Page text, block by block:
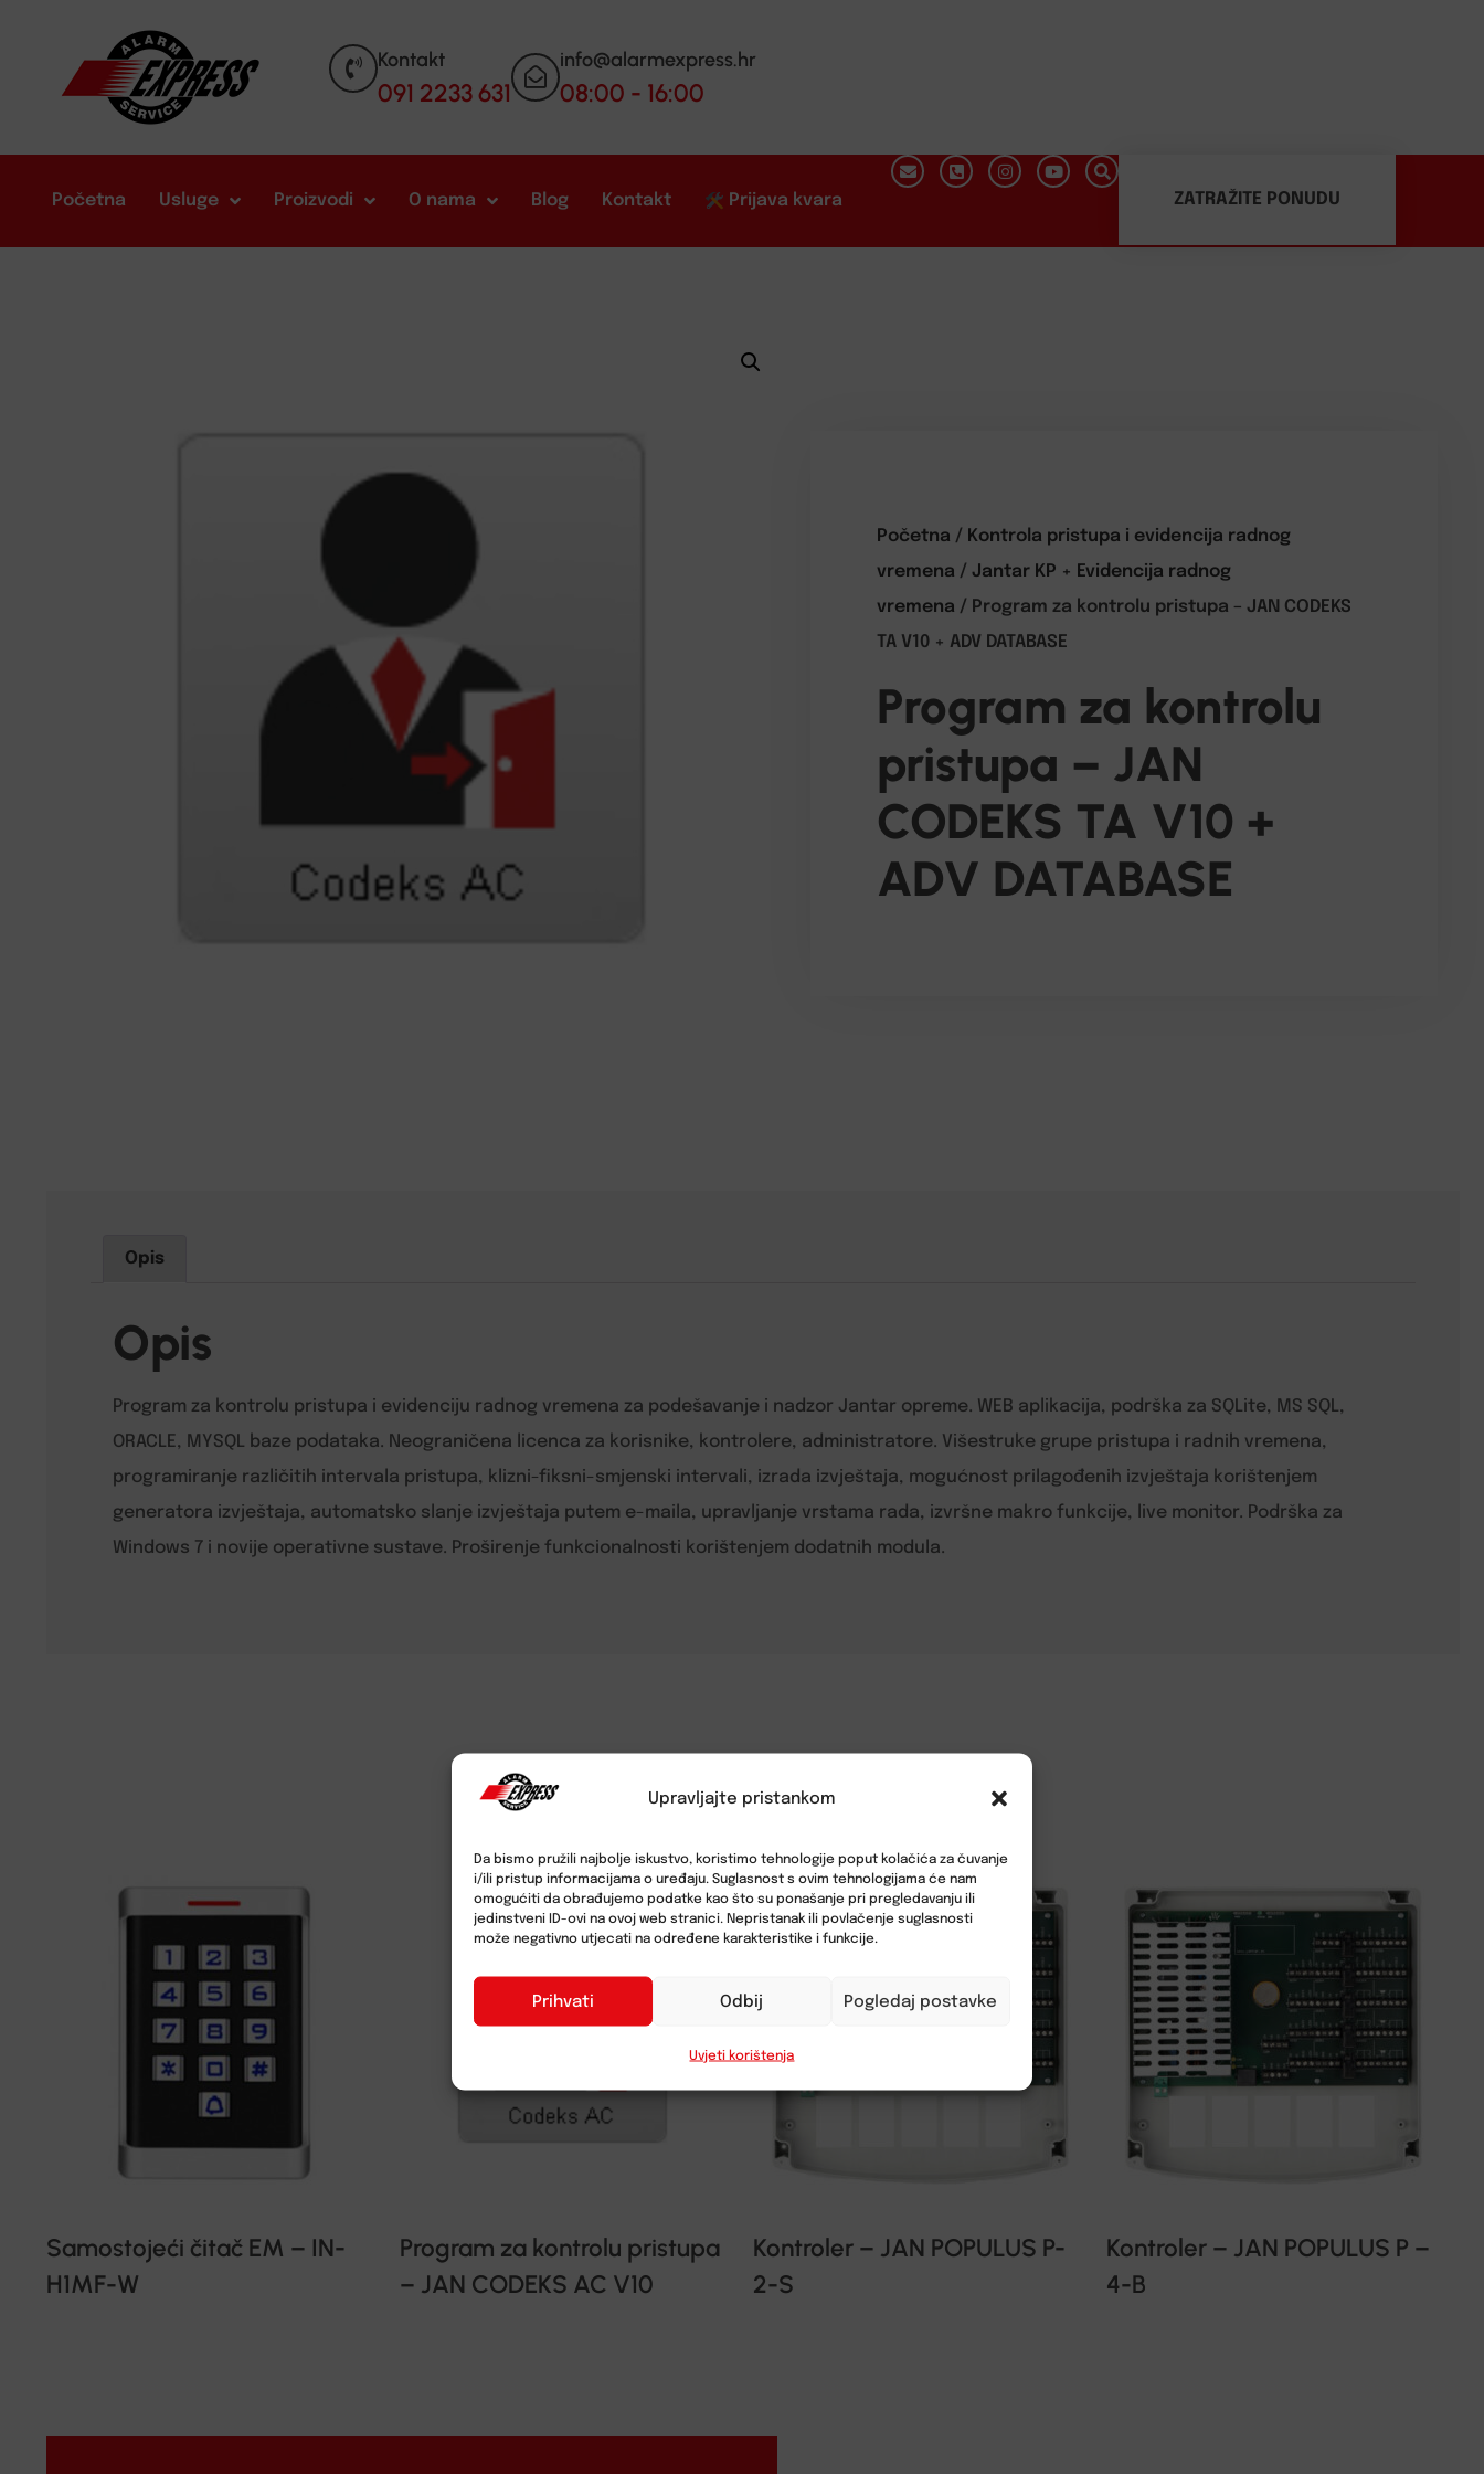
Upravljajte pristankom
Da bismo pružili najbolje iskustvo, koristimo tehnologije poput kolačića za čuvanje
i/ili pristup informacijama o uređaju. Suglasnost s ovim tehnologijama će nam
omogućiti da obrađujemo podatke kao što su ponašanje pri pregledavanju ili
jedinstveni ID-ovi na ovoj web stranici. Nepristanak ili povlačenje suglasnosti
može negativno utjecati na određene karakteristike i funkcije.
Prihvati Odbij Pogledaj postavke
Uvjeti korištenja
Kontakt
091 2233 631
info@alarmexpress.hr
08:00 - 16:00
Početna Usluge Proizvodi O nama Blog Kontakt Prijava kvara ZATRAŽITE PONUDU
Početna / Kontrola pristupa i evidencija radnog
vremena / Jantar KP + Evidencija radnog
vremena / Program za kontrolu pristupa – JAN CODEKS
TA V10 + ADV DATABASE
Program za kontrolu
pristupa – JAN
CODEKS TA V10 +
ADV DATABASE
Opis
Opis
Program za kontrolu pristupa i evidenciju radnog vremena za podešavanje i nadzor Jantar opreme. WEB aplikacija, podrška za SQLite, MS SQL,
ORACLE, MYSQL baze podataka. Neograničena licenca za korisnike, kontrolere, administratore. Višestruke grupe pristupa i radnih vremena,
programiranje različitih intervala pristupa, klizni-fiksni-smjenski intervali, izrada izvještaja, mogućnost prilagođenih izvještaja korištenjem
generatora izvještaja, automatsko slanje izvještaja putem e-maila, upravljanje vrstama rada, izvršne makro funkcije, live monitor. Podrška za
Windows 7 i novije operativne sustave. Proširenje funkcionalnosti korištenjem dodatnih modula.
Povezani proizvodi
Samostojeći čitač EM – IN-
H1MF-W
Program za kontrolu pristupa
– JAN CODEKS AC V10
Kontroler – JAN POPULUS P-
2-S
Kontroler – JAN POPULUS P –
4-B